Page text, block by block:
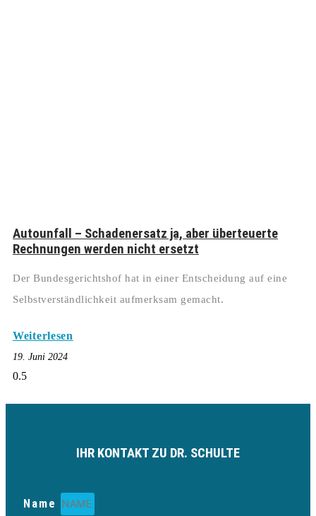
Autounfall – Schadenersatz ja, aber überteuerte
Rechnungen werden nicht ersetzt
Der Bundesgerichtshof hat in einer Entscheidung auf eine
Selbstverständlichkeit aufmerksam gemacht.
Weiterlesen
19. Juni 2024
IHR KONTAKT ZU DR. SCHULTE
Name